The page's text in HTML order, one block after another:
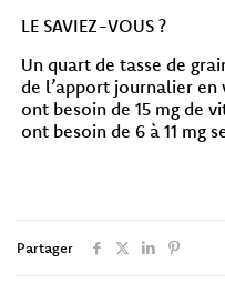
LE SAVIEZ-VOUS ?
Un quart de tasse de
de l’apport journalier en
ont besoin de 15 mg de
ont besoin de 6 à 11 mg
Partager